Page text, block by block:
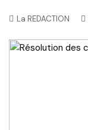
La REDACTION